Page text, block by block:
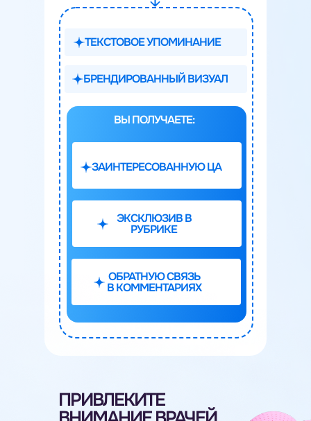
БРЕНДИРОВАННЫЙ ВИЗУАЛ
ТЕКСТОВОЕ УПОМИНАНИЕ
ЗАИНТЕРЕСОВАННУЮ ЦА
ЭКСКЛЮЗИВ В
РУБРИКЕ
ОБРАТНУЮ СВЯЗЬ
В КОММЕНТАРИЯХ
ВЫ ПОЛУЧАЕТЕ:
ПРИВЛЕКИТЕ